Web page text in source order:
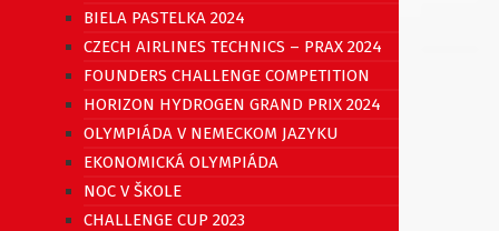
BIELA PASTELKA 2024
CZECH AIRLINES TECHNICS – PRAX 2024
FOUNDERS CHALLENGE COMPETITION
HORIZON HYDROGEN GRAND PRIX 2024
OLYMPIÁDA V NEMECKOM JAZYKU
EKONOMICKÁ OLYMPIÁDA
NOC V ŠKOLE
CHALLENGE CUP 2023